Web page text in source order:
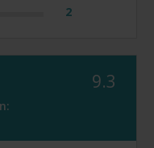
2
9.3